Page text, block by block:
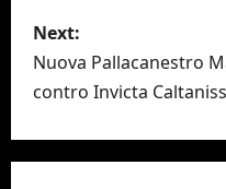
t
n
a
Next:
Nuova Pallacanestro
contro Invicta